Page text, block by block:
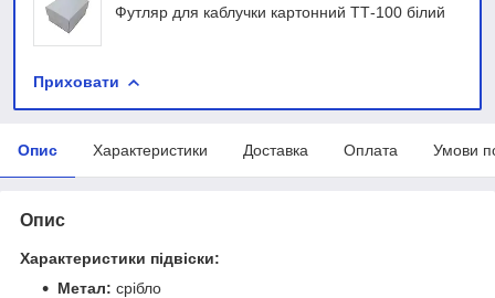
Футляр для каблучки картонний ТТ-100 білий
Приховати
Опис Характеристики Доставка Оплата Умови
Опис
Характеристики підвіски:
Метал: срібло